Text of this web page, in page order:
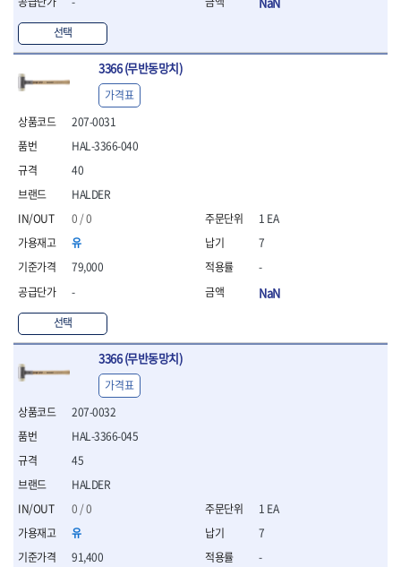
플라이어,몽키,스패너
- 뻰치
- 편구스패너
- 플라이어
- 니퍼
- 롱노우즈
- 스냅링플라이어
- 그룹조인트플라이어
- 니퍼 외
- 바이스플라이어
- 옵셋렌치
- 공구함세트
- 콤비네이션렌치
- 양구스패너
- 라쳇콤비네이션렌치
- 라쳇옵셋렌치
- 콤비네이션렌치세트
- 플레어너트렌치
- 양구스패너세트
- 옵셋렌치세트
- 라쳇콤비네이션렌치세
- 몽키스패너
- 라쳇콤비네이션세트
- 라쳇렌치
- 멀티플라이어
- 미니라쳇세트
- 기타
선택
3366 (무반동망치)
207-0031
HALDER
0 / 0
유
79,000
-
선택
HAL-3366-040
40
가격표
1 EA
7
-
NaN
3366 (무반동망치)
207-0032
HALDER
0 / 0
유
91,400
HAL-3366-045
45
가격표
1 EA
7
-